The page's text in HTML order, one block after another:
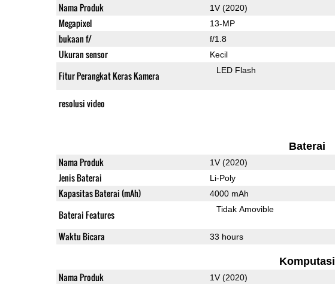
Nama Produk 1V (2020)
Megapixel 13-MP
bukaan f/ f/1.8
Ukuran sensor Kecil
Fitur Perangkat Keras Kamera LED Flash
resolusi video
Baterai
Nama Produk 1V (2020)
Jenis Baterai Li-Poly
Kapasitas Baterai (mAh) 4000 mAh
Baterai Features Tidak Amovible
Waktu Bicara 33 hours
Komputasi
Nama Produk 1V (2020)